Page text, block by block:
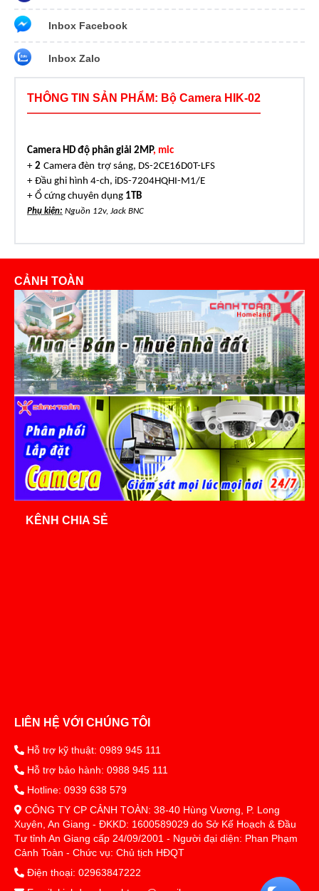
Inbox Facebook
Inbox Zalo
THÔNG TIN SẢN PHẨM: Bộ Camera HIK-02
Camera HD độ phân giải 2MP, mic
+ 2 Camera đèn trợ sáng, DS-2CE16D0T-LFS
+ Đầu ghi hình 4-ch, iDS-7204HQHI-M1/E
+ Ổ cứng chuyên dụng 1TB
Phụ kiện: Nguồn 12v, Jack BNC
CẢNH TOÀN
KÊNH CHIA SẺ
LIÊN HỆ VỚI CHÚNG TÔI
Hỗ trợ kỹ thuật: 0989 945 111
Hỗ trợ bảo hành: 0988 945 111
Hotline: 0939 638 579
CÔNG TY CP CẢNH TOÀN: 38-40 Hùng Vương, P. Long
Xuyên, An Giang - ĐKKD: 1600589029 do Sở Kế Hoạch & Đầu
Tư tỉnh An Giang cấp 24/09/2001 - Người đại diện: Phan Phạm
Cảnh Toàn - Chức vụ: Chủ tịch HĐQT
Điện thoại: 02963847222